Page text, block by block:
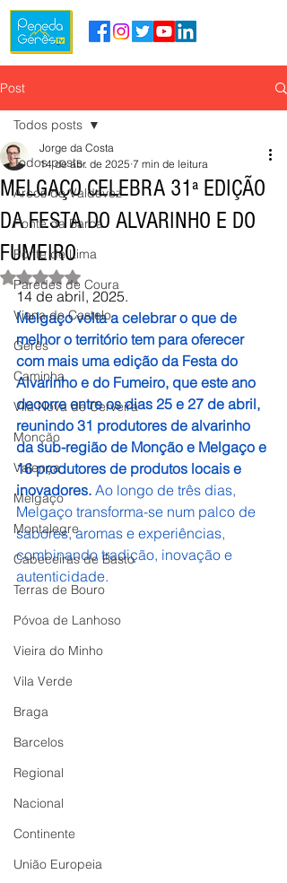
Post
Todos posts
Arcos de Valdevez
Ponte da Barca
Ponte de Lima
Paredes de Coura
Viana do Castelo
Gerês
Caminha
Vila Nova de Cerveira
Monção
Valença
Melgaço
Montalegre
Cabeceiras de Basto
Terras de Bouro
Póvoa de Lanhoso
Vieira do Minho
Vila Verde
Braga
Barcelos
Regional
Nacional
Continente
União Europeia
Todos posts
MELGAÇO CELEBRA 31ª EDIÇÃO
DA FESTA DO ALVARINHO E DO
FUMEIRO
Jorge da Costa
14 de abr. de 2025 7 min de leitura
Avaliado com NaN de 5 estrelas.
14 de abril, 2025.
Melgaço volta a celebrar o que de
melhor o território tem para oferecer
com mais uma edição da Festa do
Alvarinho e do Fumeiro, que este ano
decorre entre os dias 25 e 27 de abril,
reunindo 31 produtores de alvarinho
da sub-região de Monção e Melgaço e
16 produtores de produtos locais e
inovadores. Ao longo de três dias,
Melgaço transforma-se num palco de
sabores, aromas e experiências,
combinando tradição, inovação e
autenticidade.